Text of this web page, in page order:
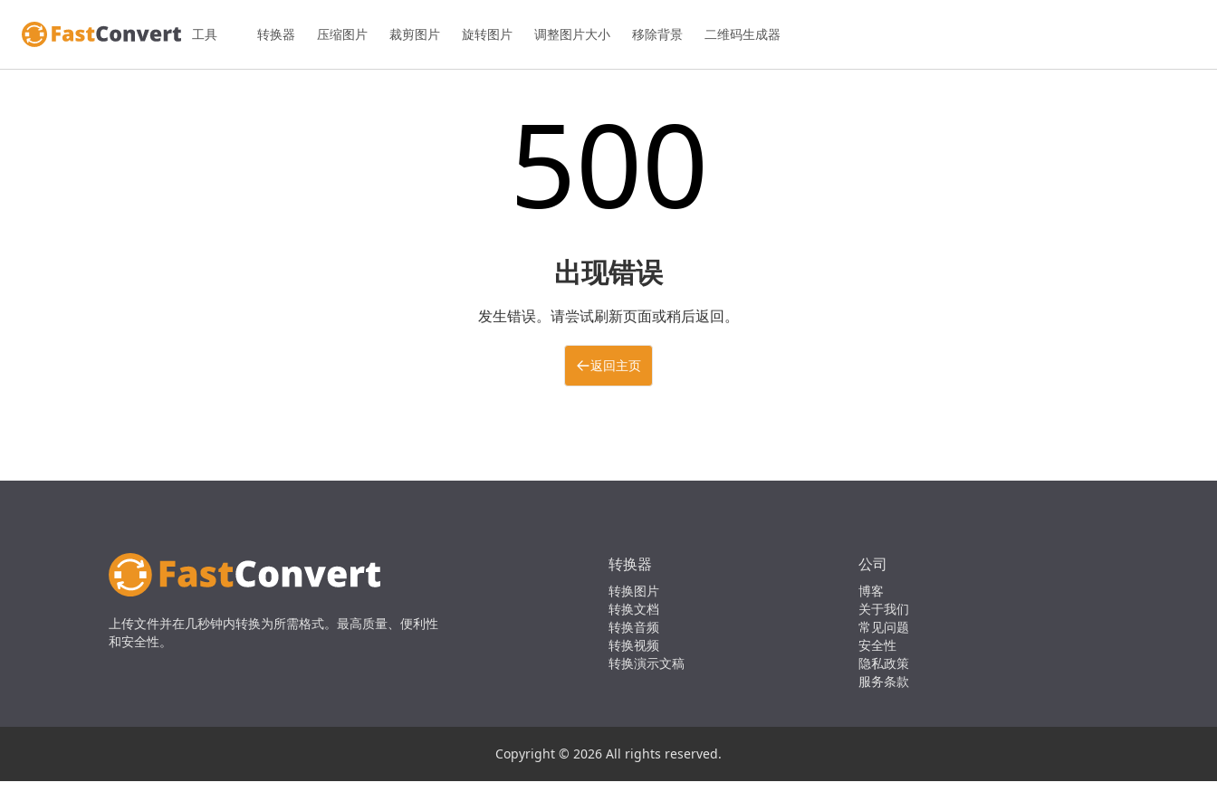
工具 转换器 压缩图片 裁剪图片 旋转图片 调整图片大小 移除背景 二维码生成器
500
出现错误
发生错误。请尝试刷新页面或稍后返回。
返回主页
上传文件并在几秒钟内转换为所需格式。最高质量、便利性
和安全性。
转换器
转换图片
转换文档
转换音频
转换视频
转换演示文稿
公司
博客
关于我们
常见问题
安全性
隐私政策
服务条款
Copyright © 2026 All rights reserved.